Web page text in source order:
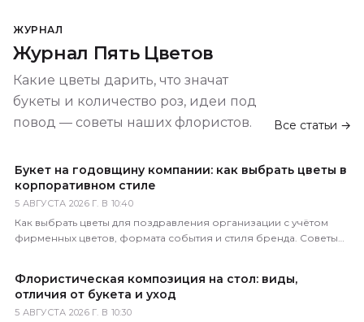
ЖУРНАЛ
Журнал Пять Цветов
Какие цветы дарить, что значат
букеты и количество роз, идеи под
повод — советы наших флористов.
Все статьи →
Букет на годовщину компании: как выбрать цветы в
корпоративном стиле
5 АВГУСТА 2026 Г. В 10:40
Как выбрать цветы для поздравления организации с учётом
фирменных цветов, формата события и стиля бренда. Советы
Флористическая композиция на стол: виды,
отличия от букета и уход
5 АВГУСТА 2026 Г. В 10:30